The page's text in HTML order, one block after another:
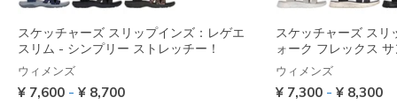
スケッチャーズ スリップインズ：レゲエ
スリム - シンプリー ストレッチー！
ウィメンズ
¥ 7,600 - ¥ 8,700
スケッチャーズ スリ
ォーク フレックス
ウィメンズ
¥ 7,300 - ¥ 8,300